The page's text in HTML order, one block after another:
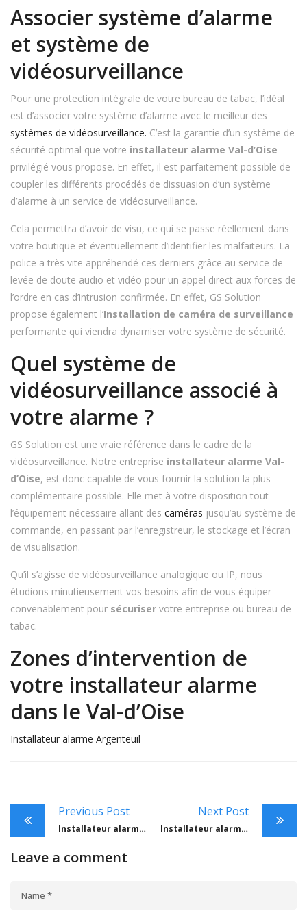
Associer système d’alarme
et système de
vidéosurveillance
Pour une protection intégrale de votre bureau de tabac, l’idéal
est d’associer votre système d’alarme avec le meilleur des
systèmes de vidéosurveillance. C’est la garantie d’un système de
sécurité optimal que votre installateur alarme Val-d’Oise
privilégié vous propose. En effet, il est parfaitement possible de
coupler les différents procédés de dissuasion d’un système
d’alarme à un service de vidéosurveillance.
Cela permettra d’avoir de visu, ce qui se passe réellement dans
votre boutique et éventuellement d’identifier les malfaiteurs. La
police a très vite appréhendé ces derniers grâce au service de
levée de doute audio et vidéo pour un appel direct aux forces de
l’ordre en cas d’intrusion confirmée. En effet, GS Solution
propose également l’Installation de caméra de surveillance
performante qui viendra dynamiser votre système de sécurité.
Quel système de
vidéosurveillance associé à
votre alarme ?
GS Solution est une vraie référence dans le cadre de la
vidéosurveillance. Notre entreprise installateur alarme Val-
d’Oise, est donc capable de vous fournir la solution la plus
complémentaire possible. Elle met à votre disposition tout
l’équipement nécessaire allant des caméras jusqu’au système de
commande, en passant par l’enregistreur, le stockage et l’écran
de visualisation.
Qu’il s’agisse de vidéosurveillance analogique ou IP, nous
étudions minutieusement vos besoins afin de vous équiper
convenablement pour sécuriser votre entreprise ou bureau de
tabac.
Zones d’intervention de
votre installateur alarme
dans le Val-d’Oise
Installateur alarme Argenteuil
Previous Post
Installateur alarme Val-de-Marne
Next Post
Installateur alarme Oise
Leave a comment